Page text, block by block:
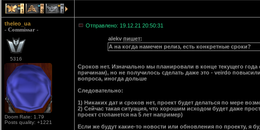
1 3 1
theleo_ua
- Commissar -
5316
Doom Rate: 1.79
Posts quality: +1221
Отправлено: 19.12.21 20:50:31
alekv пишет:
А на когда намечен релиз, есть конкретные сроки?
Сроков нет. Изначально мы планировали в конце текущего
причинам), но не получилось сделать даже это - veirdo
вопроса, иногда дольше
Следовательно:
1) Никаких дат и сроков нет, проект будет делаться по мере
2) Сейчас такая ситуация, что хорошим исходом будет даже
проект стопанется на 5 лет например)
Если же будут какие-то новости или обновления по проекту, я